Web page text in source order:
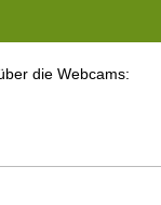
die Webcams: